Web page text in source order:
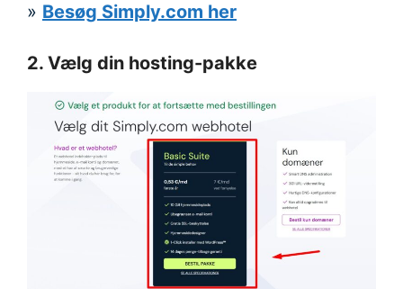
» Besøg Simply.com her
2. Vælg din hosting-pakke